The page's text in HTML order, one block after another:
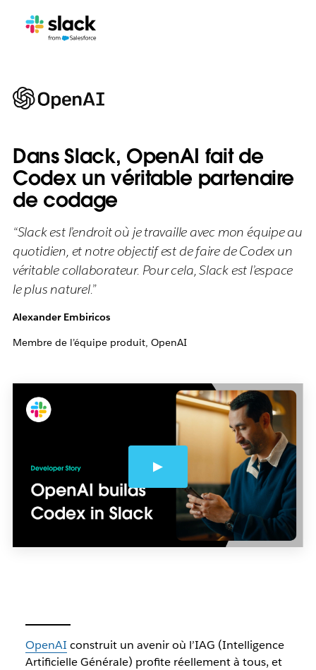
Dans Slack, OpenAI fait de
Codex un véritable partenaire
de codage
“Slack est l’endroit où je travaille avec mon équipe au
quotidien, et notre objectif est de faire de Codex un
véritable collaborateur. Pour cela, Slack est l’espace
le plus naturel.”
Alexander Embiricos
Membre de l’équipe produit, OpenAI
OpenAI construit un avenir où l’IAG (Intelligence
Artificielle Générale) profite réellement à tous, et